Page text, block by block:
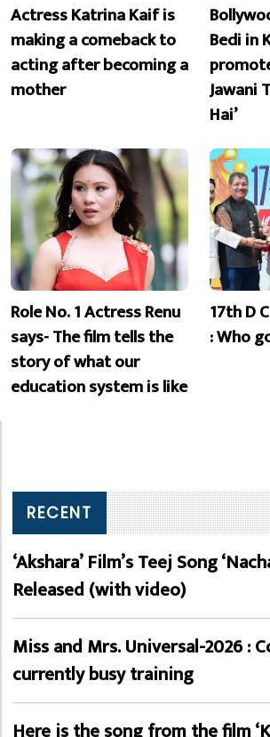
Actress Katrina Kaif is
making a comeback to
acting after becoming a
mother
Bedi in
Jawani
Hai’
Role No. 1 Actress Renu
says- The film tells the
story of what our
education system is like
17th D
: Who
RECENT
‘Akshara’ Film’s Teej Song
Released (with video)
Miss and Mrs. Universal-2026 :
currently busy training